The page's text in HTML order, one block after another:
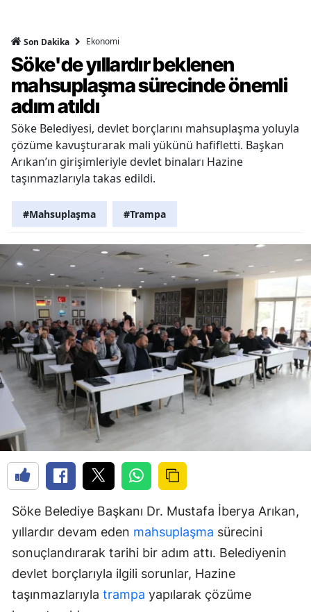
Son Dakika Ekonomi
Söke'de yıllardır beklenen
mahsuplaşma sürecinde önemli
adım atıldı
Söke Belediyesi, devlet borçlarını mahsuplaşma yoluyla
çözüme kavuşturarak mali yükünü hafifletti. Başkan
Arıkan’ın girişimleriyle devlet binaları Hazine
taşınmazlarıyla takas edildi.
#Mahsuplaşma #Trampa
Söke Belediye Başkanı Dr. Mustafa İberya Arıkan,
yıllardır devam eden mahsuplaşma sürecini
sonuçlandırarak tarihi bir adım attı. Belediyenin
devlet borçlarıyla ilgili sorunlar, Hazine
taşınmazlarıyla trampa yapılarak çözüme